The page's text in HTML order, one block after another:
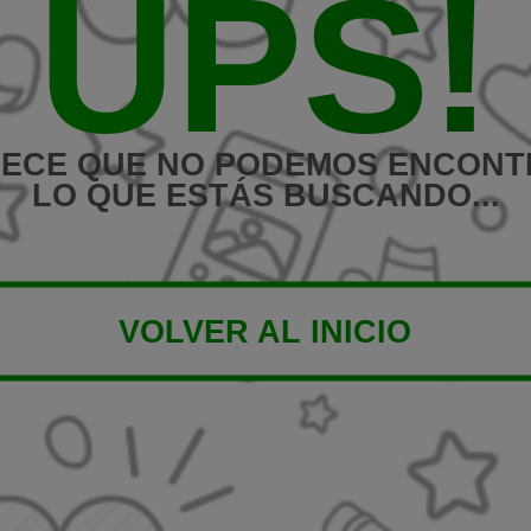
UPS!
QUE NO PODEMOS
LO QUE ESTÁS BUSCANDO...
VOLVER AL INICIO